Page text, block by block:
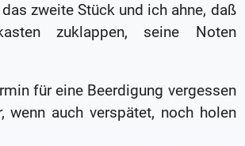
zweite Stück und ich ahne, daß
zuklappen, seine Noten
für eine Beerdigung vergessen
auch verspätet, noch holen